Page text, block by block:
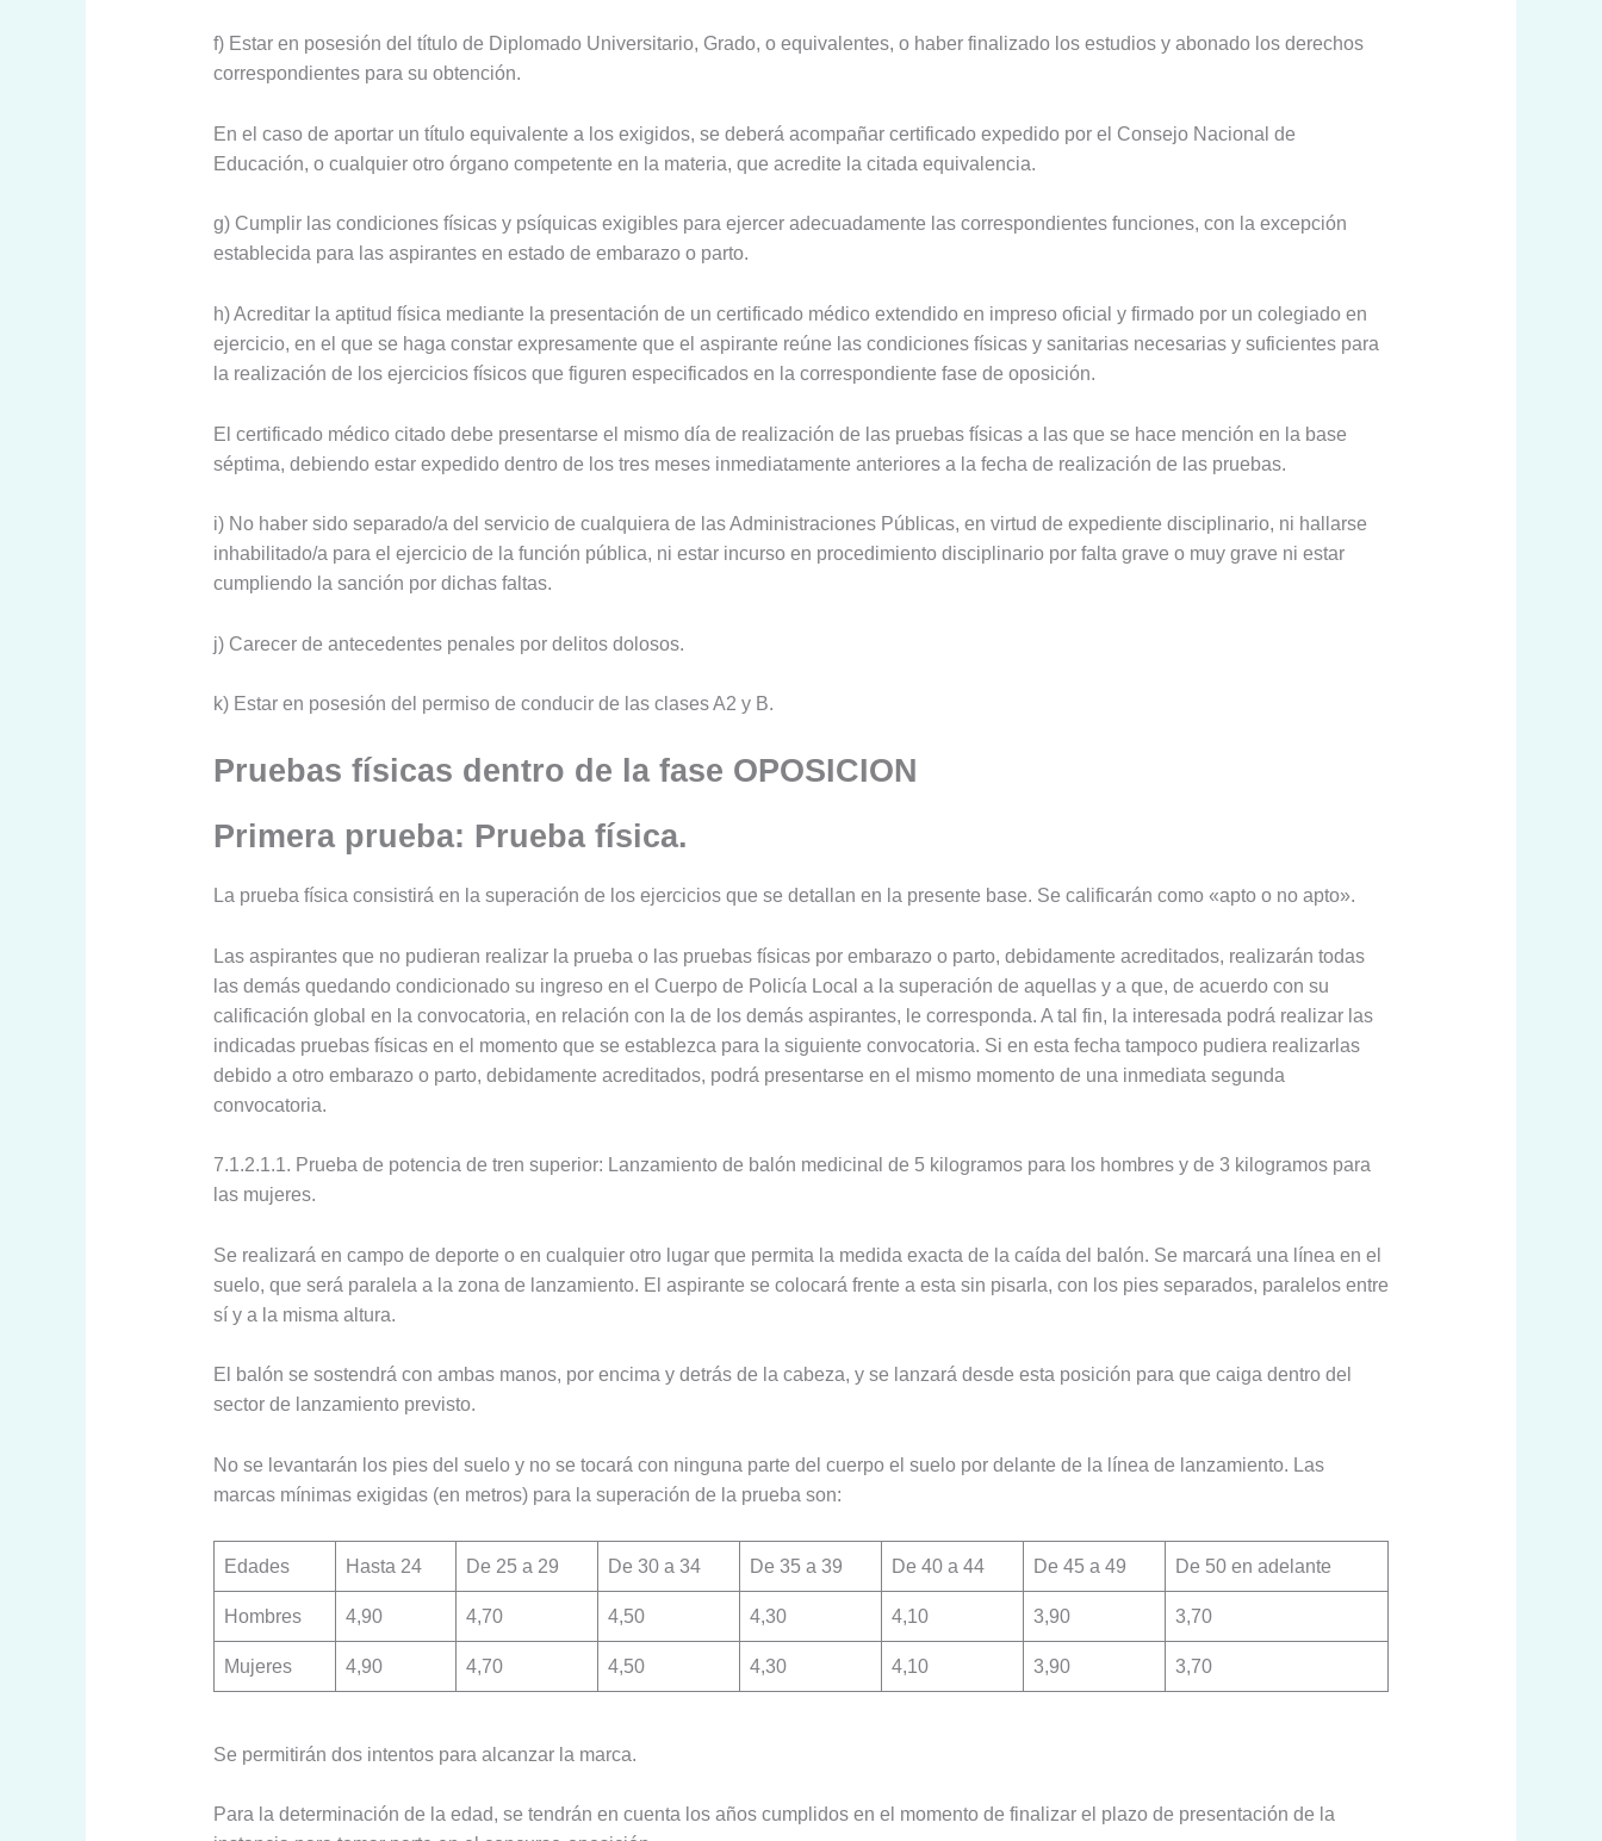
f) Estar en posesión del título de Diplomado Universitario, Grado, o equivalentes, o haber finalizado los estudios y abonado los derechos
correspondientes para su obtención.
En el caso de aportar un título equivalente a los exigidos, se deberá acompañar certificado expedido por el Consejo Nacional de
Educación, o cualquier otro órgano competente en la materia, que acredite la citada equivalencia.
g) Cumplir las condiciones físicas y psíquicas exigibles para ejercer adecuadamente las correspondientes funciones, con la excepción
establecida para las aspirantes en estado de embarazo o parto.
h) Acreditar la aptitud física mediante la presentación de un certificado médico extendido en impreso oficial y firmado por un colegiado en
ejercicio, en el que se haga constar expresamente que el aspirante reúne las condiciones físicas y sanitarias necesarias y suficientes para
la realización de los ejercicios físicos que figuren especificados en la correspondiente fase de oposición.
El certificado médico citado debe presentarse el mismo día de realización de las pruebas físicas a las que se hace mención en la base
séptima, debiendo estar expedido dentro de los tres meses inmediatamente anteriores a la fecha de realización de las pruebas.
i) No haber sido separado/a del servicio de cualquiera de las Administraciones Públicas, en virtud de expediente disciplinario, ni hallarse
inhabilitado/a para el ejercicio de la función pública, ni estar incurso en procedimiento disciplinario por falta grave o muy grave ni estar
cumpliendo la sanción por dichas faltas.
j) Carecer de antecedentes penales por delitos dolosos.
k) Estar en posesión del permiso de conducir de las clases A2 y B.
Pruebas físicas dentro de la fase OPOSICION
Primera prueba: Prueba física.
La prueba física consistirá en la superación de los ejercicios que se detallan en la presente base. Se calificarán como «apto o no apto».
Las aspirantes que no pudieran realizar la prueba o las pruebas físicas por embarazo o parto, debidamente acreditados, realizarán todas
las demás quedando condicionado su ingreso en el Cuerpo de Policía Local a la superación de aquellas y a que, de acuerdo con su
calificación global en la convocatoria, en relación con la de los demás aspirantes, le corresponda. A tal fin, la interesada podrá realizar las
indicadas pruebas físicas en el momento que se establezca para la siguiente convocatoria. Si en esta fecha tampoco pudiera realizarlas
debido a otro embarazo o parto, debidamente acreditados, podrá presentarse en el mismo momento de una inmediata segunda
convocatoria.
7.1.2.1.1. Prueba de potencia de tren superior: Lanzamiento de balón medicinal de 5 kilogramos para los hombres y de 3 kilogramos para
las mujeres.
Se realizará en campo de deporte o en cualquier otro lugar que permita la medida exacta de la caída del balón. Se marcará una línea en el
suelo, que será paralela a la zona de lanzamiento. El aspirante se colocará frente a esta sin pisarla, con los pies separados, paralelos entre
sí y a la misma altura.
El balón se sostendrá con ambas manos, por encima y detrás de la cabeza, y se lanzará desde esta posición para que caiga dentro del
sector de lanzamiento previsto.
No se levantarán los pies del suelo y no se tocará con ninguna parte del cuerpo el suelo por delante de la línea de lanzamiento. Las
marcas mínimas exigidas (en metros) para la superación de la prueba son:
Edades Hasta 24 De 25 a 29 De 30 a 34 De 35 a 39 De 40 a 44 De 45 a 49 De 50 en adelante
Hombres 4,90 4,70 4,50 4,30 4,10 3,90 3,70
Mujeres 4,90 4,70 4,50 4,30 4,10 3,90 3,70
Se permitirán dos intentos para alcanzar la marca.
Para la determinación de la edad, se tendrán en cuenta los años cumplidos en el momento de finalizar el plazo de presentación de la